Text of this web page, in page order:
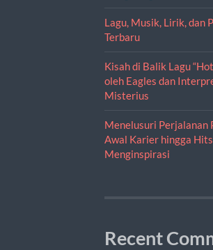
Lagu, Musik, Lirik, dan
Terbaru
Kisah di Balik Lagu
oleh Eagles dan
Misterius
Menelusuri Perjalanan
Awal Karier hingga
Menginspirasi
Recent